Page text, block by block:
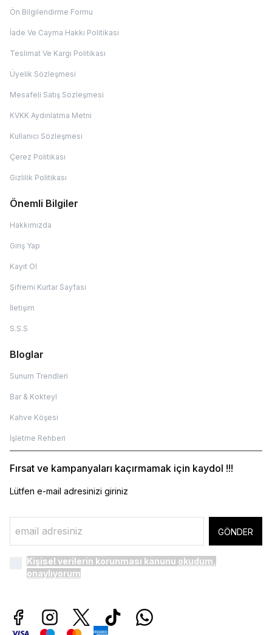
Ön Bilgilendirme Formu
İade Ve Cayma Hakkı Politikası
Teslimat Ve Kargı Politikası
Üyelik Sözleşmesi
Mesafeli Satış Sözleşmesi
KVKK Aydınlatma Metni
Kullanıcı Sözleşmesi
Çerez Politikası
Gizlilik Politikası
Önemli Bilgiler
Hakkımızda
Giriş Yap
Kayıt Ol
Şifremi Kurtar Sayfası
İletişim
S.S.S
Bloglar
Sunum Trendleri
Bar & Kokteyl
Kahve Köşesi
İşletme Rehberi
Fırsat ve kampanyaları kaçırmamak için kaydol !!!
Lütfen e-mail adresinizi giriniz
GÖNDER
Kişisel verilerin korunması kanunu okudum,
onaylıyorum